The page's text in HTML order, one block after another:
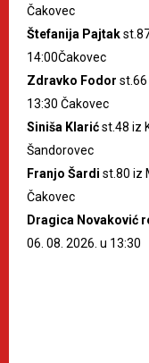
Čakovec
Štefanija Pajtak
14:00Čakovec
Zdravko Fodor st.66
13:30 Čakovec
Siniša Klarićst.48 iz
Šandorovec
Franjo Šardi st.80 iz
Čakovec
Dragica Novaković
06. 08. 2026. u 13:30